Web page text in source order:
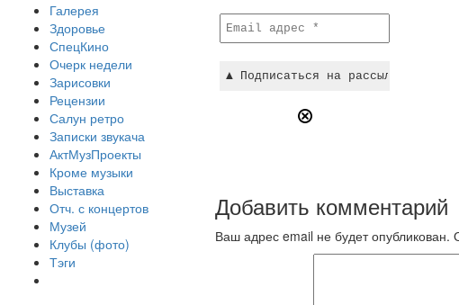
Галерея
Здоровье
СпецКино
Очерк недели
Зарисовки
Рецензии
Салун ретро
Записки звукача
АктМузПроекты
Кроме музыки
Выставка
Отч. с концертов
Музей
Клубы (фото)
Тэги
Добавить комментарий
Ваш адрес email не будет опубликован.